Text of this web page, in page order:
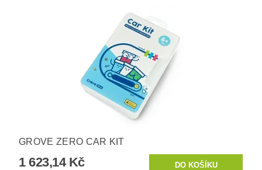
GROVE ZERO CAR KIT
1 623,14 Kč